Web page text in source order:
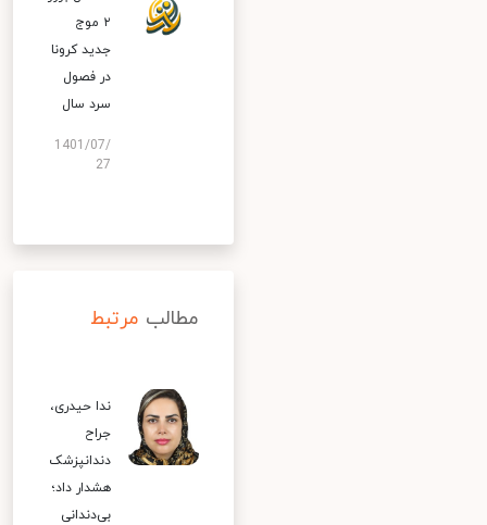
۲ موج
جدید کرونا
در فصول
سرد سال
1401/07/
27
مطالب مرتبط
ندا حیدری،
جراح
دندانپزشک
هشدار داد؛
بی‌دندانی